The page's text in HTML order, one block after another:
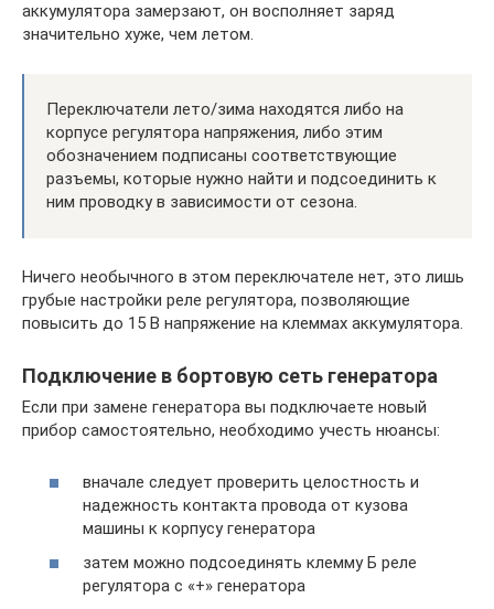
аккумулятора замерзают, он восполняет заряд
значительно хуже, чем летом.
Переключатели лето/зима находятся либо на
корпусе регулятора напряжения, либо этим
обозначением подписаны соответствующие
разъемы, которые нужно найти и подсоединить к
ним проводку в зависимости от сезона.
Ничего необычного в этом переключателе нет, это лишь
грубые настройки реле регулятора, позволяющие
повысить до 15 В напряжение на клеммах аккумулятора.
Подключение в бортовую сеть генератора
Если при замене генератора вы подключаете новый
прибор самостоятельно, необходимо учесть нюансы:
вначале следует проверить целостность и
надежность контакта провода от кузова
машины к корпусу генератора
затем можно подсоединять клемму Б реле
регулятора с «+» генератора